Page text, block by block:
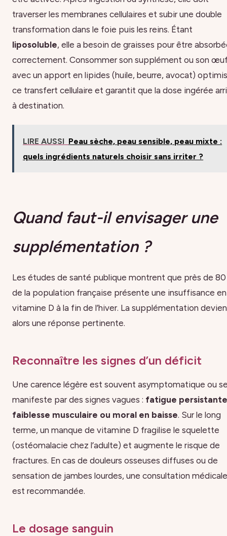
traverser les membranes cellulaires et subir une double
transformation dans le foie puis les reins. Étant
liposoluble, elle a besoin de graisses pour être
correctement. Consommer son supplément ou son
avec un apport en lipides (huile, beurre, avocat)
ce transfert cellulaire et garantit que la dose ingérée
à destination.
LIRE AUSSI Peau sèche, peau sensible, peau mixte :
quels ingrédients naturels choisir sans irriter ?
Quand faut-il envisager une
supplémentation ?
Les études de santé publique montrent que près de 80
de la population française présente une insuffisance en
vitamine D à la fin de l’hiver. La supplémentation
alors une réponse pertinente.
Reconnaître les signes d’un déficit
Une carence légère est souvent asymptomatique ou
manifeste par des signes vagues : fatigue
faiblesse musculaire ou moral en baisse. Sur le long
terme, un manque de vitamine D fragilise le squelette
(ostéomalacie chez l’adulte) et augmente le risque de
fractures. En cas de douleurs osseuses diffuses ou de
sensation de jambes lourdes, une consultation médicale
est recommandée.
Le dosage sanguin